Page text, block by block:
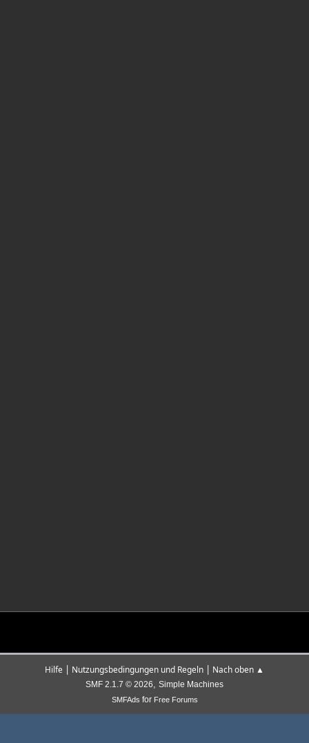
Hilfe | Nutzungsbedingungen und Regeln | Nach oben ▲
SMF 2.1.7 © 2026, Simple Machines
SMFAds for Free Forums